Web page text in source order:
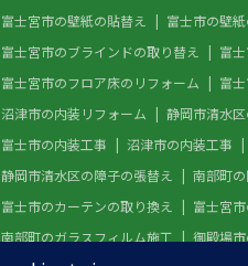
富士宮市の壁紙の貼替え
富士市の壁
富士宮市のブラインドの取り替え
富
富士宮市のフロア床のリフォーム
富
沼津市の内装リフォーム
静岡市清水
富士市の内装工事
沼津市の内装工事
静岡市清水区の障子の張替え
南部町
富士市のカーテンの取り換え
富士宮
南部町のガラスフィルム施工
御殿場